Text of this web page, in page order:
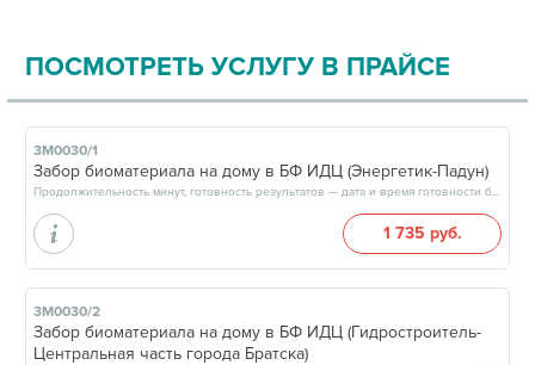
ПОСМОТРЕТЬ УСЛУГУ В ПРАЙСЕ
3М0030/1
Забор биоматериала на дому в БФ ИДЦ (Энергетик-Падун)
Продолжительность минут, готовность результатов — дата и время готовности будут сообщены врачом в день приёма
1 735 руб.
3М0030/2
Забор биоматериала на дому в БФ ИДЦ (Гидростроитель-
Центральная часть города Братска)